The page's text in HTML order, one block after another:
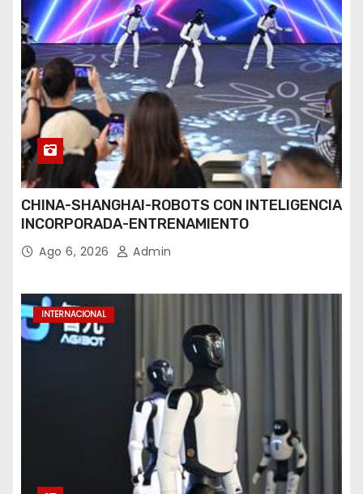
CHINA-SHANGHAI-ROBOTS CON INTELIGENCIA
INCORPORADA-ENTRENAMIENTO
Ago 6, 2026 Admin
INTERNACIONAL